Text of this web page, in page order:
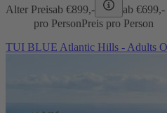
Alter Preisab €899,- ab €699,-
pro PersonPreis pro Person
TUI BLUE Atlantic Hills - Adults